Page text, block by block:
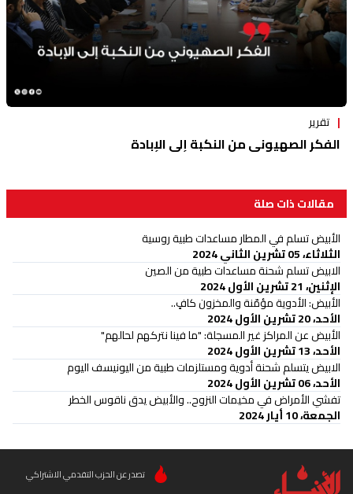
تقرير
الفكر الصهيوني من النكبة إلى الإبادة
مقالات ذات صلة
الأبيض تسلم في المطار مساعدات طبية روسية
الثلاثاء، 05 تشرين الثاني 2024
الابيض تسلم شحنة مساعدات طبية من الصين
الإثنين، 21 تشرين الأول 2024
الأبيض: الأدوية مؤمّنة والمخزون كافٍ..
الأحد، 20 تشرين الأول 2024
الأبيض عن المراكز غير المسجلة: "ما فينا نتركهم لحالهم"
الأحد، 13 تشرين الأول 2024
الابيض يتسلم شحنة أدوية ومستلزمات طبية من اليونيسف اليوم
الأحد، 06 تشرين الأول 2024
تفشي الأمراض في مخيمات النزوح.. والأبيض يدق ناقوس الخطر
الجمعة، 10 أيار 2024
تصدر عن الحزب التقدمي الاشتراكي